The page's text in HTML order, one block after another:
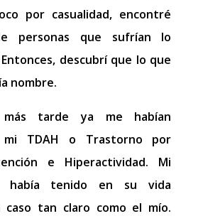
por casualidad, encontré
personas que sufrían lo
descubrí que lo que
nombre.
más tarde ya me habían
mi TDAH o Trastorno por
e Hiperactividad. Mi
había tenido en su vida
caso tan claro como el mío.